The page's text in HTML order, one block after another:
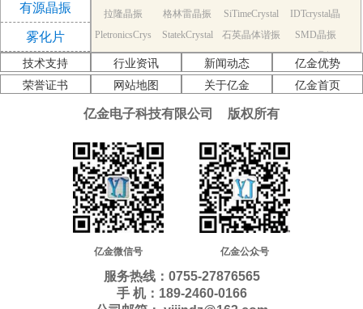
有源晶振
雾化片
l晶振
振
拉隆晶振
格林雷晶振
SiTimeCrystal
晶振
IDTcrystal晶
振
PletronicsCrys
tal晶振
StatekCrystal
晶振
石英晶体谐振
器
SMD晶振
KDS Quartz cr
ystal
NDK Quartz c
rystal
EPSON Quart
z crystal
AEK晶振
AEL晶振
Cardinal晶振 Crystek晶振
Euroquartz晶
振
KVG晶振
MMDCOMP
MtronPTI晶振
QuartzCom晶
振
QuartzChnik
SUNTSU晶振
Transko晶振
WI2WI晶振
富士晶振
MERCURY晶
振
韩国三呢晶振
ITTI晶振 ACT晶振
Lihom晶振
rubyquartz晶
Oscilent晶振
SHINSUNG
晶振
SMI晶振 PDI晶振
C-TECH晶振
Microchip晶
NIC晶振
QVS晶振 Bomar晶振
技术支持 行业资讯 新闻动态
亿金优势
荣誉证书
网站地图 关于亿金 亿金首页
亿金电子科技有限公司 版权所有
亿金微信号 亿金公众号
服务热线：0755-27876565
手 机：189-2460-0166